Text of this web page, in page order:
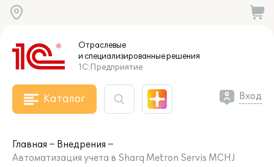
Отраслевые
и специализированныерешения
1С:Предприятие
Каталог Вход
Главная
Внедрения
Автоматизация учета в Sharq Metron Servis MCHJ